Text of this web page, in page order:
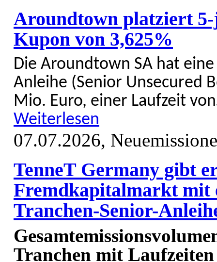
Aroundtown platziert
Kupon von 3,625%
Die Around­town SA hat
Anleihe (Senior Un­secured
Mio. Euro, einer Laufzeit
Weiterlesen
07.07.2026,
TenneT Germany gibt
Fremdkapitalmarkt mit
Tranchen-Senior-
Tranchen mit